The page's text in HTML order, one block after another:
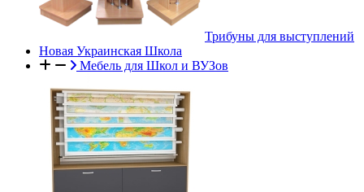
Трибуны для выступлений
Новая Украинская Школа
Мебель для Школ и ВУЗов